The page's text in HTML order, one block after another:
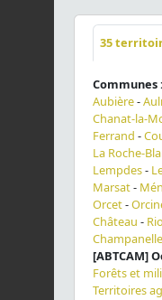
35
Communes :
Aubière-
Chanat-la-
Ferrand -
La Roche-
Lempdes-
Marsat-
Orcet-
Château -
Champanelle
[ABTCAM]
Forêts et
Territoires